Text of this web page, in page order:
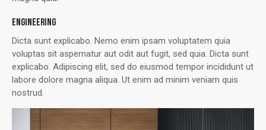
ENGINEERING
Dicta sunt explicabo. Nemo enim ipsam voluptatem quia
voluptas sit aspernatur aut odit aut fugit, sed quia. Dicta sunt
explicabo. Adipiscing elit, sed do eiusmod tempor incididunt ut
labore dolore magna aliqua. Ut enim ad minim veniam quis
nostrud.